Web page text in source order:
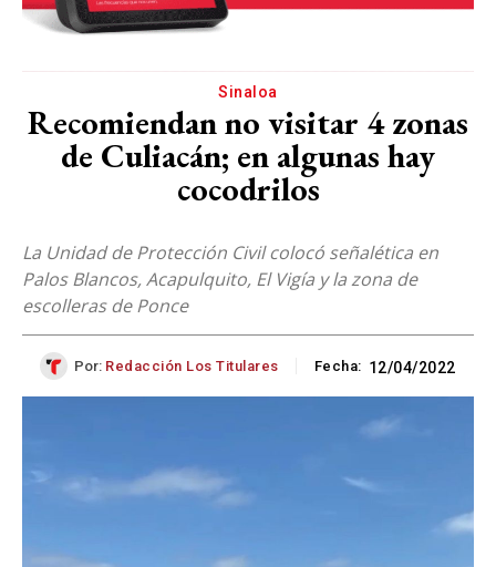
Sinaloa
Recomiendan no visitar 4 zonas
de Culiacán; en algunas hay
cocodrilos
La Unidad de Protección Civil colocó señalética en
Palos Blancos, Acapulquito, El Vigía y la zona de
escolleras de Ponce
Por: Redacción Los Titulares Fecha: 12/04/2022